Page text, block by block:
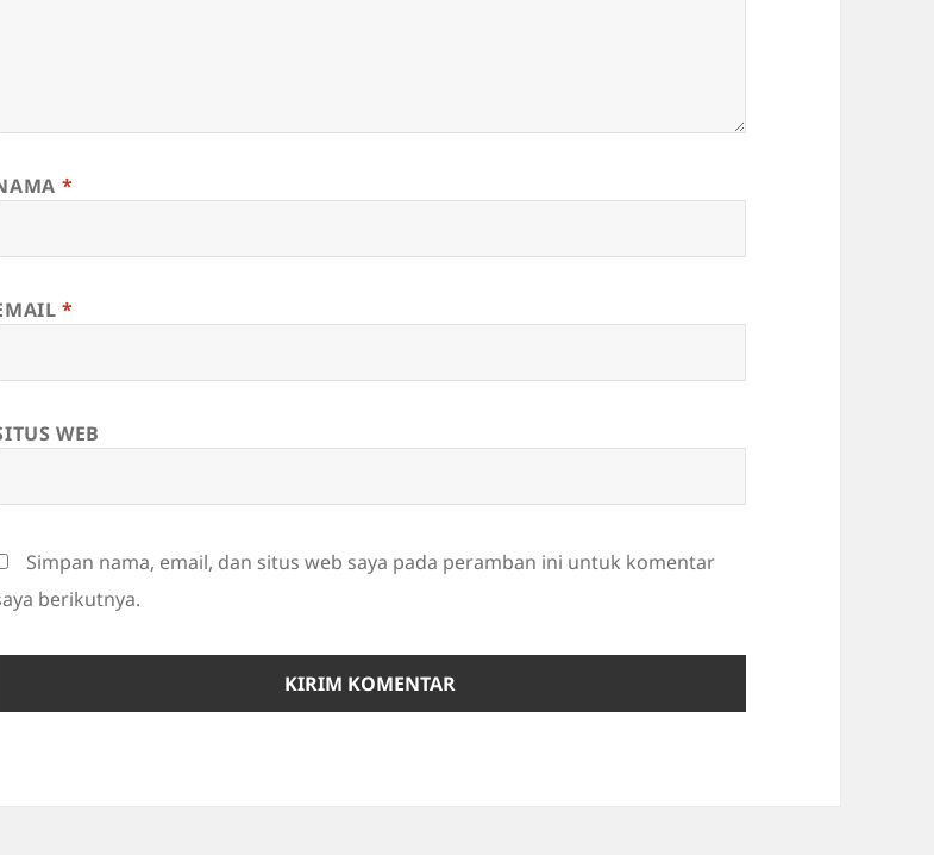
*
*
WEB
Simpan nama, email, dan situs web saya pada peramban ini untuk komentar
berikutnya.